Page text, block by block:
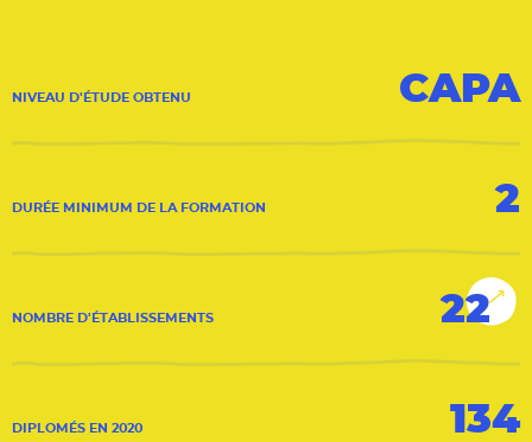
NIVEAU D'ÉTUDE OBTENU CAPA
DURÉE MINIMUM DE LA FORMATION 2
NOMBRE D'ÉTABLISSEMENTS 22
DIPLOMÉS EN 2020 134